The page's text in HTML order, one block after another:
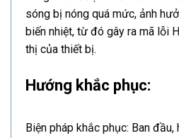
sóng bị nóng quá mức, ảnh
biến nhiệt, từ đó gây ra mã lỗi
thị của thiết bị.
Hướng khắc phục:
Biện pháp khắc phục: Ban